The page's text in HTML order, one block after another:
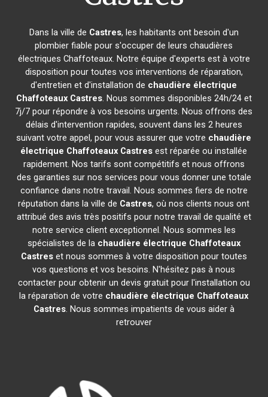
Dans la ville de Castres, les habitants ont besoin d'un
plombier fiable pour s'occuper de leurs chaudières
électriques Chaffoteaux. Notre équipe d'experts est à votre
disposition pour toutes vos interventions de réparation,
d'entretien et d'installation de chaudière électrique
Chaffoteaux Castres. Nous sommes disponibles 24h/24 et
7j/7 pour répondre à vos besoins urgents. Nous offrons des
délais d'intervention rapides, souvent dans les 2 heures
suivant votre appel, pour vous assurer que votre chaudière
électrique Chaffoteaux Castres est réparée ou installée
rapidement. Nos tarifs sont compétitifs et nous offrons
des garanties sur nos services pour vous donner une totale
confiance dans notre travail. Nous sommes fiers de notre
réputation dans la ville de Castres, où nos clients nous ont
attribué des avis très positifs pour notre travail de qualité et
notre service client exceptionnel. Nous sommes les
spécialistes de la chaudière électrique Chaffoteaux
Castreset nous sommes à votre disposition pour toutes
vos questions et vos besoins. N'hésitez pas à nous
contacter pour obtenir un devis gratuit pour l'installation ou
la réparation de votre chaudière électrique Chaffoteaux
Castres. Nous sommes impatients de vous aider à
retrouver